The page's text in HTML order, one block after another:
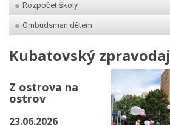
Rozpočet školy
Ombudsman dětem
Kubatovský zpravodaj
Z ostrova na
ostrov
23.06.2026